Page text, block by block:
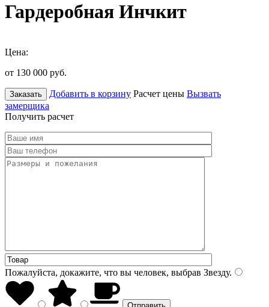
Гардеробная Инчкит
Цена:
от 130 000 руб.
Заказать Добавить в корзину Расчет цены Вызвать
замерщика
Получить расчет
Пожалуйста, докажите, что вы человек, выбрав Звезду.